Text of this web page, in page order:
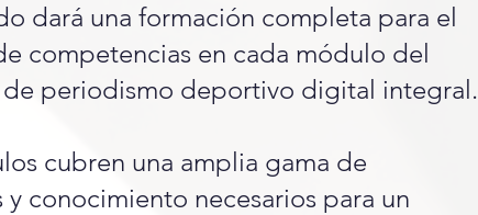
dará una formación completa para el
competencias en cada módulo del
periodismo deportivo digital integral.
cubren una amplia gama de
conocimiento necesarios para un